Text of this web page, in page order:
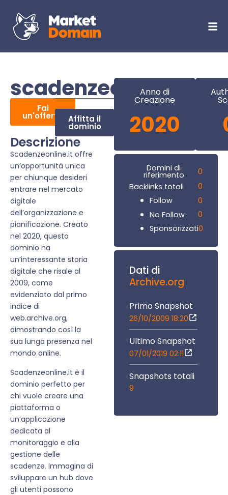
scadenzeonline.it
Fai
un'offerta Affitta il
dominio
Descrizione
Scadenzeonline.it offre
un’opportunità unica
per chiunque desideri
entrare nel mercato
digitale
dell’organizzazione e
pianificazione. Creato
nel 2020, questo
dominio ha
un’interessante storia
digitale che risale al
2009, come
evidenziato dal primo
indice di
web.archive.org,
dimostrando così la
sua lunga presenza nel
mondo online.
Scadenzeonline.it è il
dominio perfetto per
chi vuole creare una
piattaforma o
un’applicazione
dedicata al
monitoraggio e alla
gestione delle
scadenze. Immagina di
sviluppare un hub dove
gli utenti possono
Anno di
Creazione
2020
Domini di
riferimento
0
Backlinks totali
0
Follow
0
No Follow
0
Sponsorizzati0
Dati di
Archive.org
Primo Snapshot
26/10/2009 18:20
Ultimo Snapshot
07/01/2019 02:11
Snapshots totali
9